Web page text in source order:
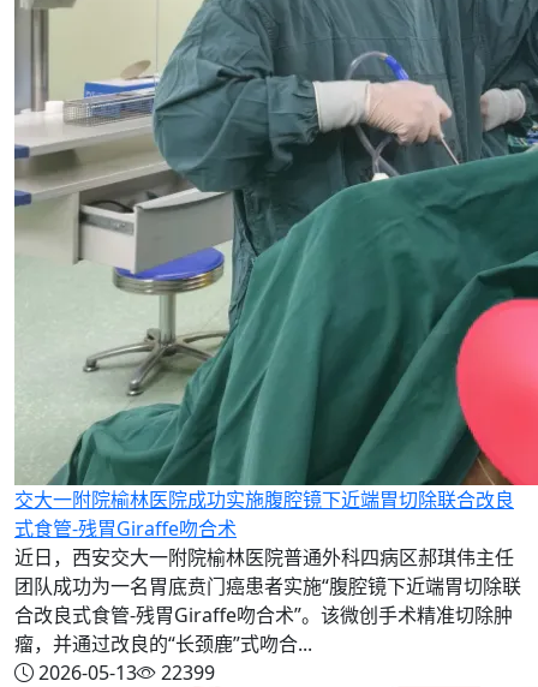
交大一附院榆林医院成功实施腹腔镜下近端胃切除联合改良
式食管-残胃Giraffe吻合术
近日，西安交大一附院榆林医院普通外科四病区郝琪伟主任
团队成功为一名胃底贲门癌患者实施“腹腔镜下近端胃切除联
合改良式食管-残胃Giraffe吻合术”。该微创手术精准切除肿
瘤，并通过改良的“长颈鹿”式吻合...
2026-05-13
22399